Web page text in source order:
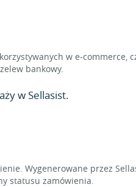
w e-commerce,
bankowy.
w Sellasist.
Wygenerowane przez
statusu zamówienia.